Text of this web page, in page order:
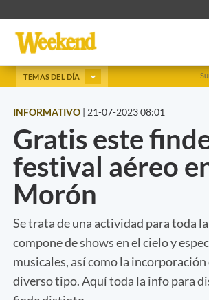
TEMAS DEL DÍA
INFORMATIVO | 21-07-2023 08:01
Gratis este
festival aéreo
Morón
Se trata de una actividad para toda
compone de shows en el cielo y
musicales, así como la incorporación
diverso tipo. Aquí toda la info para